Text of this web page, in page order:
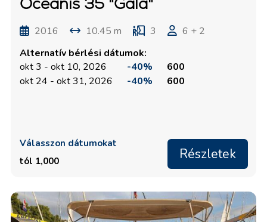
2016 10.45 m 3
6 + 2
Alternatív bérlési dátumok:
okt 3 - okt 10, 2026
-40%
600
okt 24 - okt 31, 2026
-40% 600
Válasszon dátumokat
tól 1,000
Részletek